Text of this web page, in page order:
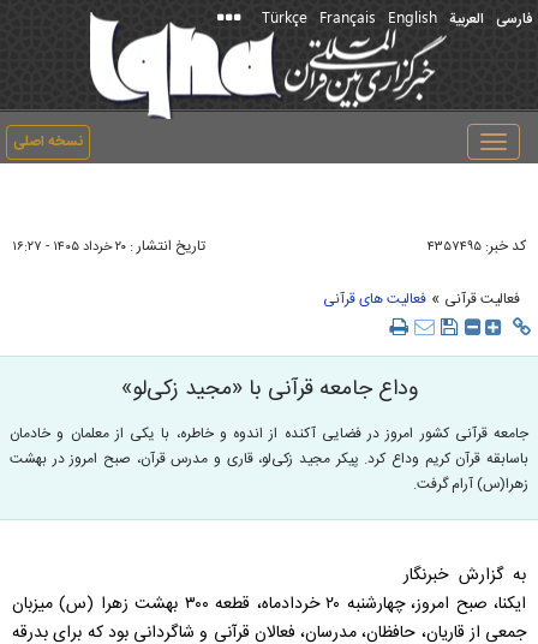
فارسی العربیة English
Français
Türkçe
نسخه اصلی
Toggle
navigation
کد خبر: ۴۳۵۷۴۹۵ تاریخ انتشار : ۲۰ خرداد ۱۴۰۵ - ۱۶:۲۷
فعالیت قرآنی » فعالیت های قرآنی
وداع جامعه قرآنی با «مجید زکی‌لو»
جامعه قرآنی کشور امروز در فضایی آکنده از اندوه و خاطره، با یکی از معلمان و خادمان
باسابقه قرآن کریم وداع کرد. پیکر مجید زکی‌لو، قاری و مدرس قرآن، صبح امروز در بهشت
زهرا(س) آرام گرفت.
به گزارش خبرنگار
ایکنا، صبح امروز، چهارشنبه ۲۰ خردادماه، قطعه ۳۰۰ بهشت زهرا (س) میزبان
جمعی از قاریان، حافظان، مدرسان، فعالان قرآنی و شاگردانی بود که برای بدرقه